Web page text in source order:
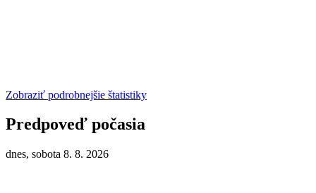
Zobraziť podrobnejšie štatistiky
Predpoveď počasia
dnes, sobota 8. 8. 2026